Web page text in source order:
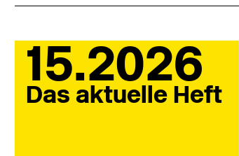
15.2026
Das aktuelle Heft